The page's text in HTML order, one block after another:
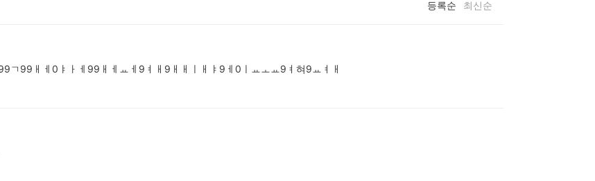
등록순 최신순
ㄱ99ㅐㅔ0ㅑㅏㅔ99ㅐㅔㅛㅔ9ㅕㅐ9ㅐㅐㅣㅐㅑ9ㅔ0ㅣㅛㅗㅛ9ㅕ혀9ㅛㅕㅐ